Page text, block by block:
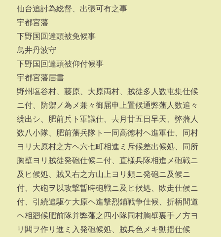
仙台追討為総督、出張可有之事
宇都宮藩
下野国回達頭被免候事
鳥井丹波守
下野国回達頭被仰付候事
宇都宮藩届書
野州塩谷村、藤原、大原両村、賊徒多人数屯集仕候
ニ付、防禦ノ為メ兼々御届申上置候通弊藩人数追々
繰出シ、肥前兵ト軍議仕、去月廿五日早天、弊藩人
数八小隊、肥前藩兵隊ト一同高徳村ヘ進軍仕、同村
ヨリ大原村之方ヘ六七町相進ミ斥候差出候処、同所
胸壁ヨリ賊徒発砲仕候ニ付、直様兵隊相進メ砲戦ニ
及ヒ候処、賊又右之方山上ヨリ頻ニ発砲ニ及候ニ
付、大砲ヲ以攻撃暫時砲戦ニ及ヒ候処、敗走仕候ニ
付、引続追駆ケ大原ヘ進撃烈鋪戦争仕候、折柄間道
ヘ相廻候肥前隊并弊藩之四小隊同村胸壁裏手ノ方ヨ
リ閧ヲ作リ進ミ入発砲候処、賊兵色メキ動揺仕候